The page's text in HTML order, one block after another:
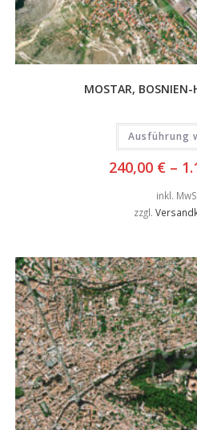
MOSTAR, BOSNIEN-
Ausführung
240,00 € –
inkl.
zzgl.